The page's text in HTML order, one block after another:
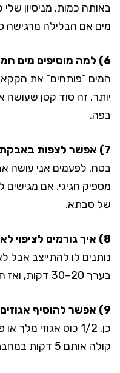
מים אם הבלילה מרגישה
6) למה מוסיפים מים חמים לבלילת שוקולד?
המים “פותחים” את
יותר. זה סוד קטן שעושה
בפה.
7) אפשר לצפות באבקת סוכר בלבד?
בטח. לפעמים אני עושה
מספיק חגיגי. אם מגישים
של סבתא.
8) איך גורמים לציפוי לא להיסדק בחיתוך?
נותנים לו להתייצב
בערך 20–30 דקות, ואז חותכת בסכין חמה ונקייה.
9) אפשר להוסיף אגוזים בתוך העוגה?
כן. 1/2 כוס אגוזי
קולה אותם 5 דקות במחבת יבשה כדי להוציא טעם משגע.